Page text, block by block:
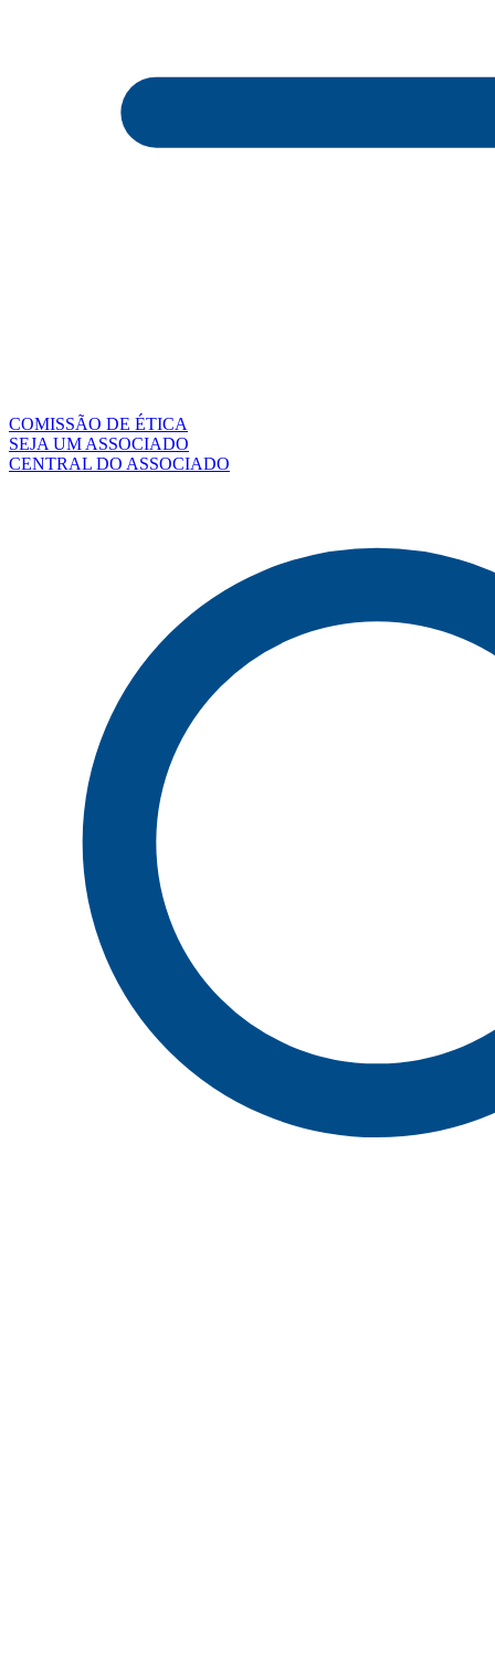
COMISSÃO DE ÉTICA
SEJA UM ASSOCIADO
CENTRAL DO ASSOCIADO